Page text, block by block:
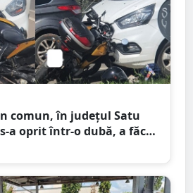
comun, în județul Satu
a oprit într-o dubă, a făcut